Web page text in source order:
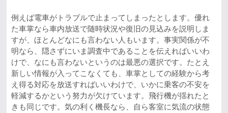
例えば電車がトラブルで止まってしまったとします。優れ
た車掌なら車内放送で随時状況や復旧の見込みを説明しま
すが、ほとんどなにも言わない人もいます。事実関係が不
明なら、隠さずにいま調査中であることを伝えればいいわ
けで、なにも言わないというのは最悪の選択です。たとえ
新しい情報が入ってこなくても、車掌としての経験から考
え得る対応を放送すればいいわけで、いかに乗客の不安を
軽減するかという努力が欠けています。飛行機が揺れたと
きも同じです。気の利く機長なら、自ら客室に気流の状態